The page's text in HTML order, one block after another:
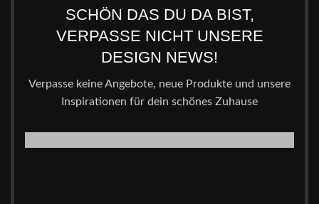
SCHÖN DAS DU DA BIST,
VERPASSE NICHT UNSERE
DESIGN NEWS!
Verpasse keine Angebote, neue Produkte und unsere
Inspirationen für dein schönes Zuhause